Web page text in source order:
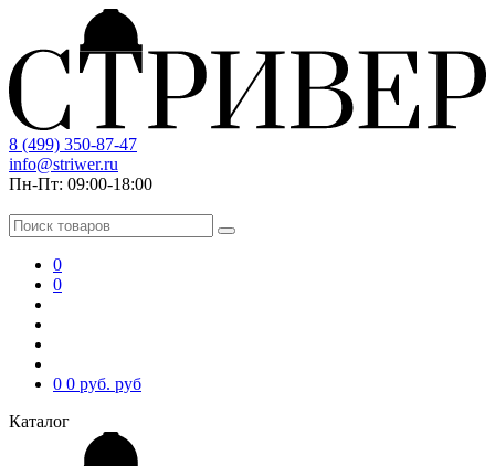
8 (499) 350-87-47
info@striwer.ru
Пн-Пт: 09:00-18:00
0
0
0 0 руб. руб
Каталог